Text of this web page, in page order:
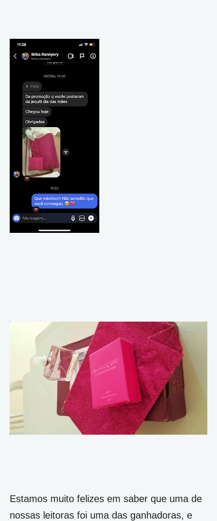
Estamos muito felizes em saber que uma de
nossas leitoras foi uma das ganhadoras, e